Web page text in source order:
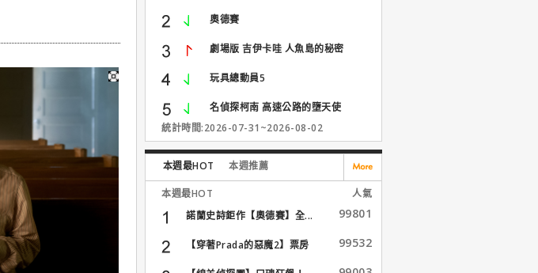
奧德賽
劇場版 吉伊卡哇 人魚島的秘密
玩具總動員5
名偵探柯南 高速公路的墮天使
統計時間:2026-07-31~2026-08-02
本週最HOT 本週推薦
本週最HOT
人氣
諾蘭史詩鉅作【奧德賽】全...
99801
【穿著Prada的惡魔2】票房
99532